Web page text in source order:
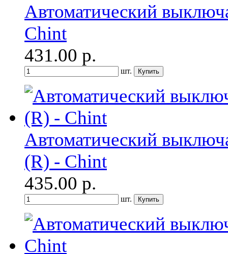
Автоматический
Chint
431.00 р.
шт.
Автоматический
(R) - Chint
435.00 р.
шт.